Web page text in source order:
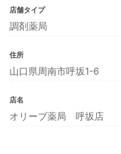
店舗タイプ
調剤薬局
住所
山口県周南市呼坂1-6
店名
オリーブ薬局 呼坂店